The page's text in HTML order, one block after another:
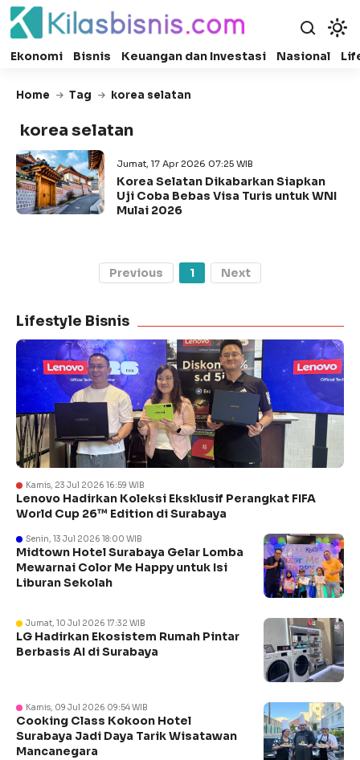
Ekonomi Bisnis Keuangan dan Investasi Nasional
Home Tag korea selatan
korea selatan
Jumat, 17 Apr 2026 07:25 WIB
Korea Selatan Dikabarkan Siapkan
Uji Coba Bebas Visa Turis untuk WNI
Mulai 2026
Previous 1 Next
Lifestyle Bisnis
Kamis, 23 Jul 2026 16:59 WIB
Lenovo Hadirkan Koleksi Eksklusif Perangkat FIFA
World Cup 26™ Edition di Surabaya
Senin, 13 Jul 2026 18:00 WIB
Midtown Hotel Surabaya Gelar Lomba
Mewarnai Color Me Happy untuk Isi
Liburan Sekolah
Jumat, 10 Jul 2026 17:32 WIB
LG Hadirkan Ekosistem Rumah Pintar
Berbasis AI di Surabaya
Kamis, 09 Jul 2026 09:54 WIB
Cooking Class Kokoon Hotel
Surabaya Jadi Daya Tarik Wisatawan
Mancanegara